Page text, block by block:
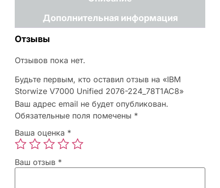
Дополнительная информация
Отзывы
Отзывов пока нет.
Будьте первым, кто оставил отзыв на «IBM
Storwize V7000 Unified 2076-224_78T1AC8»
Ваш адрес email не будет опубликован.
Обязательные поля помечены *
Ваша оценка *
Ваш отзыв *